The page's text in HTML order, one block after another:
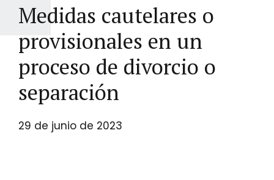
Medidas cautelares o
provisionales en un
proceso de divorcio o
separación
29 de junio de 2023